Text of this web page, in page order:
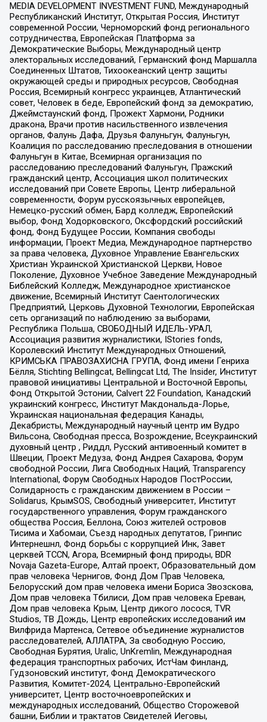
MEDIA DEVELOPMENT INVESTMENT FUND, Международный
Республиканский Институт, Открытая Россия, Институт
современной России, Черноморский фонд регионального
сотрудничества, Европейская Платформа за
Демократические Выборы, Международный центр
электоральных исследований, Германский фонд Маршалла
Соединенных Штатов, Тихоокеанский центр защиты
окружающей среды и природных ресурсов, Свободная
Россия, Всемирный конгресс украинцев, Атлантический
совет, Человек в беде, Европейский фонд за демократию,
Джеймстаунский фонд, Прожект Хармони, Родники
дракона, Врачи против насильственного извлечения
органов, Фалунь Дафа, Друзья Фалуньгун, Фалуньгун,
Коалиция по расследованию преследования в отношении
Фалуньгун в Китае, Всемирная организация по
расследованию преследований Фалуньгун, Пражский
гражданский центр, Ассоциация школ политических
исследований при Совете Европы, Центр либеральной
современности, Форум русскоязычных европейцев,
Немецко-русский обмен, Бард колледж, Европейский
выбор, Фонд Ходорковского, Оксфордский российский
фонд, Фонд Будущее России, Компания свободы
информации, Проект Медиа, Международное партнерство
за права человека, Духовное Управление Евангельских
Христиан Украинской Христианской Церкви, Новое
Поколение, Духовное Учебное Заведение Международный
Библейский Колледж, Международное христианское
движение, Всемирный Институт Саентологических
Предприятий, Церковь Духовной Технологии, Европейская
сеть организаций по наблюдению за выборами,
Республика Польша, СВОБОДНЫЙ ИДЕЛЬ-УРАЛ,
Ассоциация развития журналистики, IStories fonds,
Королевский Институт Международных Отношений,
КРИМСЬКА ПРАВОЗАХИСНА ГРУПА, Фонд имени Генриха
Бёлля, Stichting Bellingcat, Bellingcat Ltd, The Insider, Институт
правовой инициативы Центральной и Восточной Европы,
Фонд Открытой Эстонии, Calvert 22 Foundation, Канадский
украинский конгресс, Институт Макдональда-Лорье,
Украинская национальная федерация Канады,
Декабристы, Международный научный центр им Вудро
Вильсона, Свободная пресса, Возрождение, Всеукраинский
духовный центр , Риддл, Русский антивоенный комитет в
Швеции, Проект Медуза, Фонд Андрея Сахарова, Форум
свободной России, Лига Свободных Наций, Transparеncy
International, Форум Свободных Народов ПостРоссии,
Солидарность с гражданским движением в России –
Solidarus, КрымSOS, Свободный университет, Институт
государственного управления, Форум гражданского
общества Россия, Беллона, Союз жителей островов
Тисима и Хабомаи, Съезд народных депутатов, Гринпис
Интернешнл, Фонд борьбы с коррупцией Инк, Завет
церквей TCCN, Агора, Всемирный фонд природы, BDR
Novaja Gazeta-Europe, Алтай проект, Образовательный дом
прав человека Чернигов, Фонд Дом Прав Человека,
Белорусский дом прав человека имени Бориса Звозскова,
Дом прав человека Тбилиси, Дом прав человека Ереван,
Дом прав человека Крым, Центр дикого лосося, TVR
Studios, ТВ Дождь, Центр европейских исследований им
Вилфрида Мартенса, Сетевое объединение журналистов
расследователей, АЛЛАТРА, За свободную Россию,
Свободная Бурятия, Uralic, UnKremlin, Международная
федерация транспортных рабочих, ИстЧам Финланд,
Гудзоновский институт, Фонд Демократического
Развития, Комитет-2024, Центрально-Европейский
университет, Центр восточноевропейских и
международных исследований, Общество Сторожевой
башни, Библии и трактатов Свидетелей Иеговы,